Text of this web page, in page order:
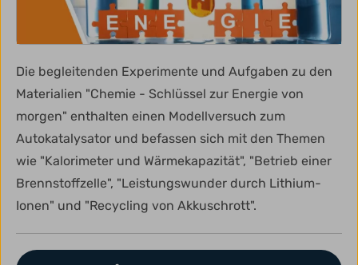
Die begleitenden Experimente und Aufgaben zu den
Materialien "Chemie - Schlüssel zur Energie von
morgen" enthalten einen Modellversuch zum
Autokatalysator und befassen sich mit den Themen
wie "Kalorimeter und Wärmekapazität", "Betrieb einer
Brennstoffzelle", "Leistungswunder durch Lithium-
Ionen" und "Recycling von Akkuschrott".